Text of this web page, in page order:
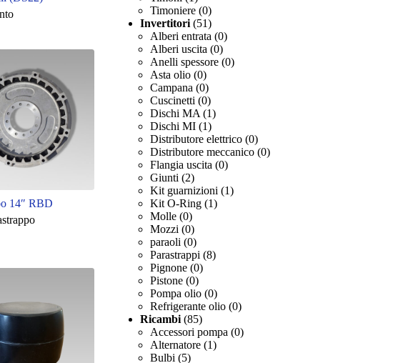
14″ RBD
Timoniere (0)
Invertitori (51)
Alberi entrata (0)
Alberi uscita (0)
Anelli spessore (0)
Asta olio (0)
Campana (0)
Cuscinetti (0)
Dischi MA (1)
Dischi MI (1)
Distributore elettrico (0)
Distributore meccanico (0)
Flangia uscita (0)
Giunti (2)
Kit guarnizioni (1)
Kit O-Ring (1)
Molle (0)
Mozzi (0)
paraoli (0)
Parastrappi (8)
Pignone (0)
Pistone (0)
Pompa olio (0)
Refrigerante olio (0)
Ricambi (85)
Accessori pompa (0)
Alternatore (1)
Bulbi (5)